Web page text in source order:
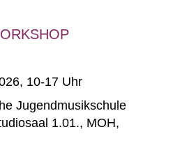
10-17 Uhr
Jugendmusikschule
1.01., MOH,